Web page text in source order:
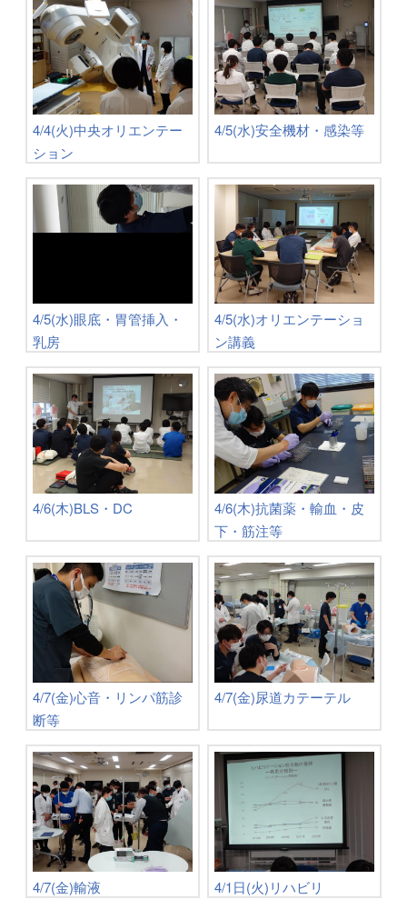
4/4(火)中央オリエンテー
ション
4/5(水)安全機材・感染等
4/5(水)眼底・胃管挿入・
乳房
4/5(水)オリエンテーショ
ン講義
4/6(木)BLS・DC
4/6(木)抗菌薬・輸血・皮
下・筋注等
4/7(金)心音・リンパ筋診
断等
4/7(金)尿道カテーテル
4/7(金)輸液 4/1日(火)リハビリ